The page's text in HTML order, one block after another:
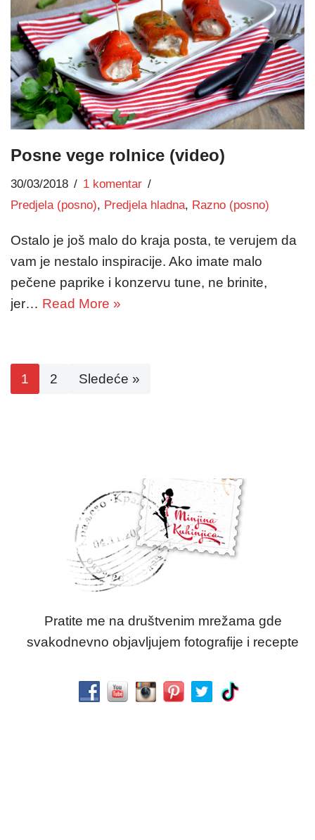
Posne vege rolnice (video)
30/03/2018
1 komentar
Predjela (posno), Predjela hladna, Razno (posno)
Ostalo je još malo do kraja posta, te verujem da
vam je nestalo inspiracije. Ako imate malo
pečene paprike i konzervu tune, ne brinite,
jer… Read More »
1 2 Sledeće »
Pratite me na društvenim mrežama gde
svakodnevno objavljujem fotografije i recepte